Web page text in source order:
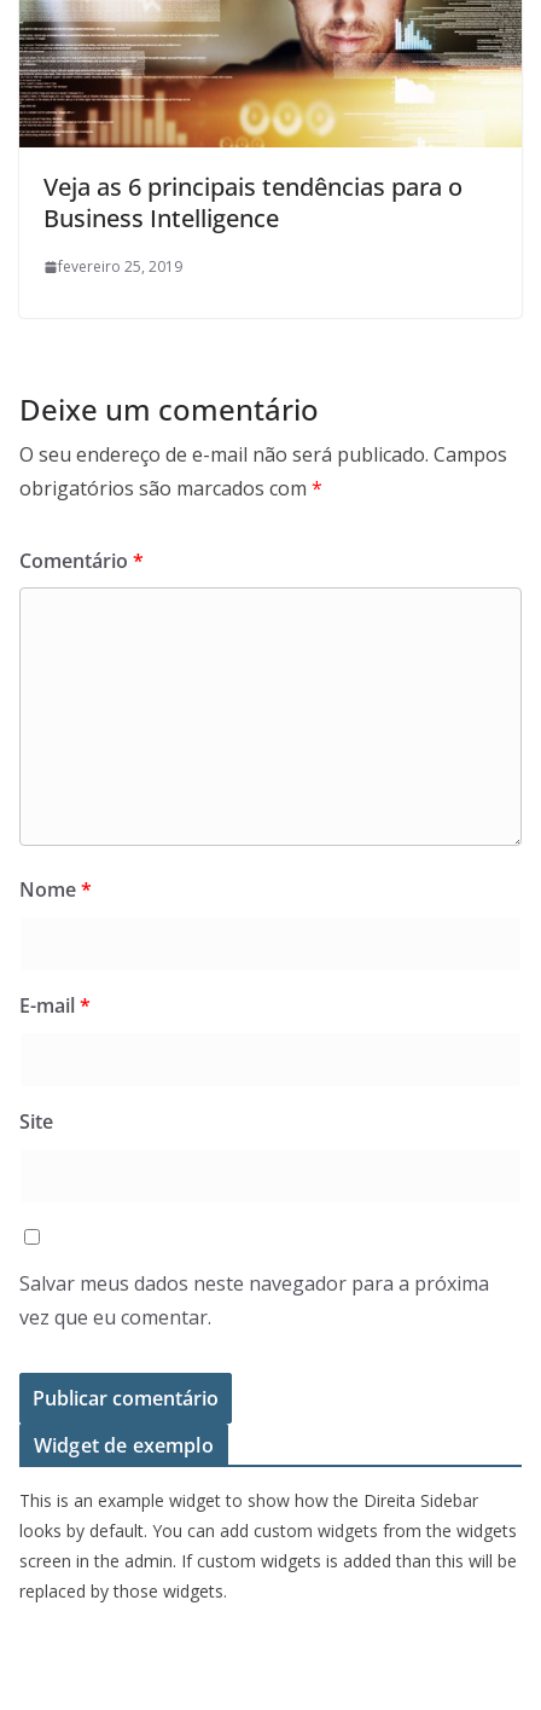
Veja as 6 principais tendências para o
Business Intelligence
fevereiro 25, 2019
Deixe um comentário
O seu endereço de e-mail não será publicado. Campos
obrigatórios são marcados com *
Comentário *
Nome*
E-mail*
Site
Salvar meus dados neste navegador para a próxima
vez que eu comentar.
Widget de exemplo
This is an example widget to show how the Direita Sidebar
looks by default. You can add custom widgets from the widgets
screen in the admin. If custom widgets is added than this will be
replaced by those widgets.